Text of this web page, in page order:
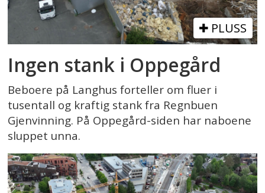
PLUSS
Ingen stank i Oppegård
Beboere på Langhus forteller om fluer i
tusentall og kraftig stank fra Regnbuen
Gjenvinning. På Oppegård-siden har naboene
sluppet unna.